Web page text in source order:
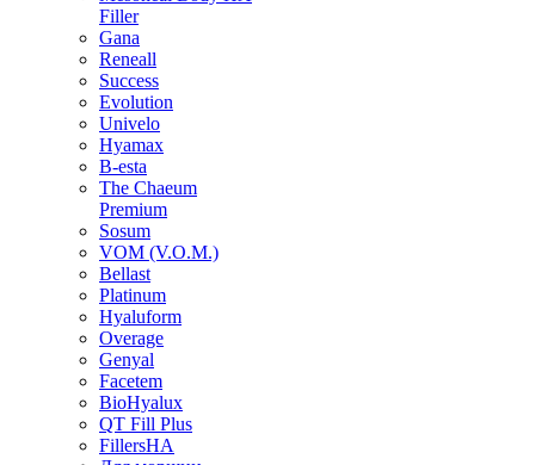
Filler
Gana
Reneall
Success
Evolution
Univelo
Hyamax
B-esta
The Chaeum
Premium
Sosum
VOM (V.O.M.)
Bellast
Platinum
Hyaluform
Overage
Genyal
Facetem
BioHyalux
QT Fill Plus
FillersHA